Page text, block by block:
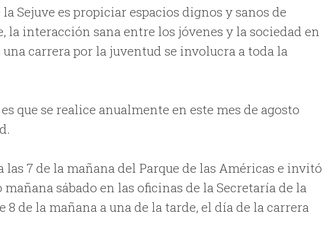
Sejuve es propiciar espacios dignos y sanos de
interacción sana entre los jóvenes y la sociedad en
una carrera por la juventud se involucra a toda la
que se realice anualmente en este mes de agosto
7 de la mañana del Parque de las Américas e invitó
sábado en las oficinas de la Secretaría de la
8 de la mañana a una de la tarde, el día de la carrera